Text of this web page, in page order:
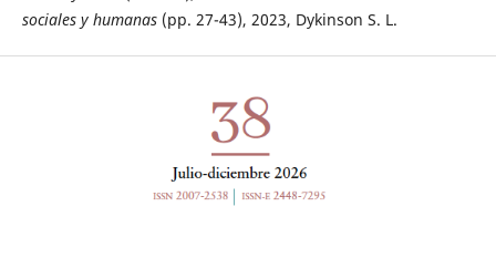
sociales y humanas (pp. 27-43), 2023, Dykinson S. L.